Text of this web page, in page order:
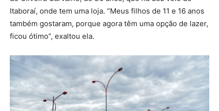
Itaboraí, onde tem uma loja. “Meus filhos de 11 e 16 anos
também gostaram, porque agora têm uma opção de lazer,
ficou ótimo”, exaltou ela.